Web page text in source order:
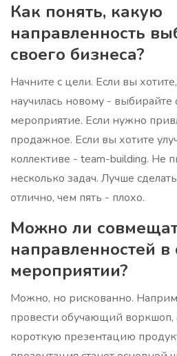
Как понять, какую
направленность
своего бизнеса?
Начните с цели. Если вы
научилась новому -
мероприятие. Если нужно
продажное. Если вы хотите
коллективе - team-building. Не
несколько задач. Лучше
отлично, чем пять - плохо.
Можно ли
направленностей
мероприятии?
Можно, но рискованно.
провести обучающий воркшоп,
короткую презентацию